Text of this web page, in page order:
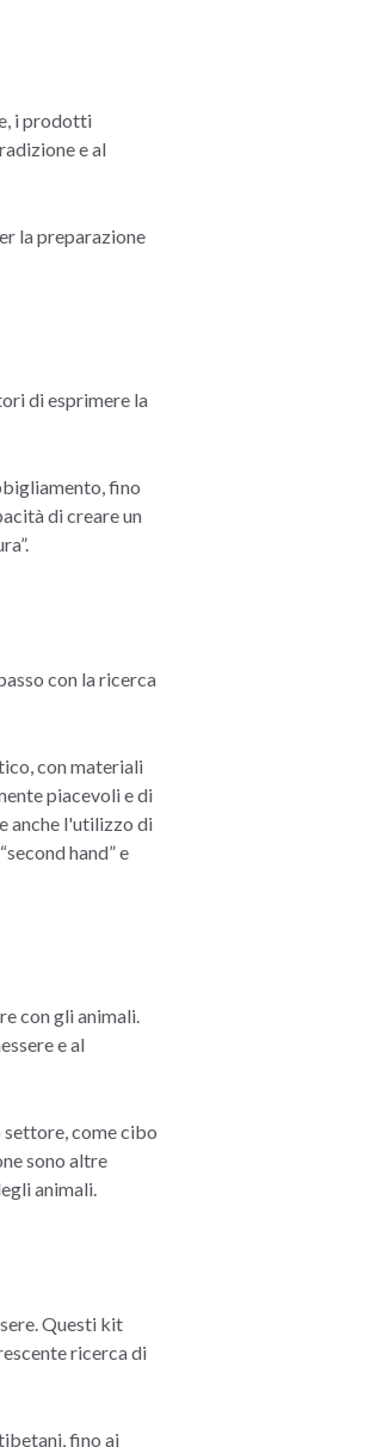
i prodotti
e al
la preparazione
di esprimere la
fino
di creare un
con la ricerca
con materiali
piacevoli e di
anche l'utilizzo di
hand” e
con gli animali.
e al
come cibo
sono altre
animali.
Questi kit
ricerca di
fino ai